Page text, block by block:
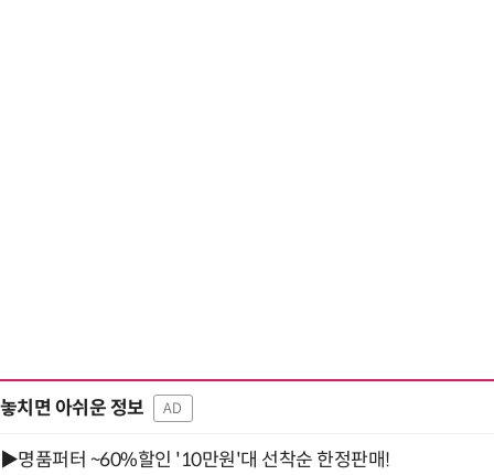
놓치면 아쉬운 정보 AD
▶명품퍼터 ~60%할인 '10만원'대 선착순 한정판매!